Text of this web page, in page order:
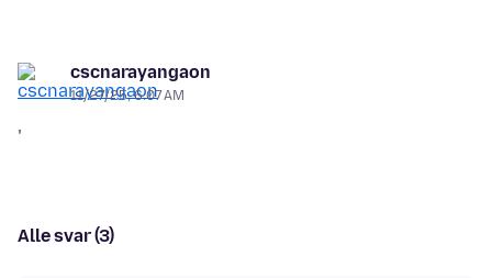
cscnarayangaon
11/27/25, 6:07 AM
'
Alle svar (3)